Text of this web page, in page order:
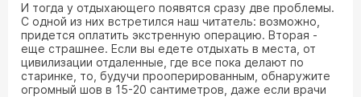
И тогда у отдыхающего появятся сразу две проблемы.
С одной из них встретился наш читатель: возможно,
придется оплатить экстренную операцию. Вторая -
еще страшнее. Если вы едете отдыхать в места, от
цивилизации отдаленные, где все пока делают по
старинке, то, будучи прооперированным, обнаружите
огромный шов в 15-20 сантиметров, даже если врачи